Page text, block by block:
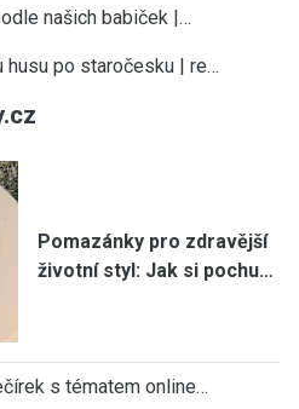
našich babiček |…
po staročesku | re…
Pomazánky pro zdravější
životní styl: Jak si pochu…
s tématem online…